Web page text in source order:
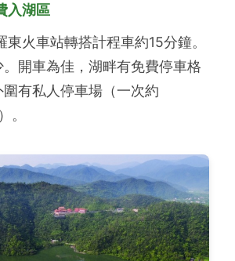
入湖區
東火車站轉搭計程車約15分鐘。
開車為佳，湖畔有免費停車格
有私人停車場（一次約
。